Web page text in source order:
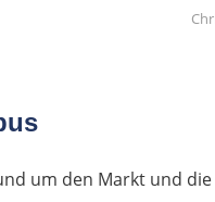
um den Markt und die